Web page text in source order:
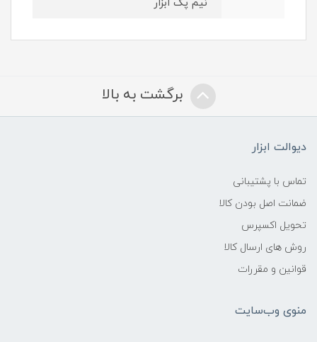
نیم پک ابزار
برگشت به بالا
دیوالت ابزار
تماس با پشتیبانی
ضمانت اصل بودن کالا
تحویل اکسپرس
روش های ارسال کالا
قوانین و مقررات
منوی وب‌سایت